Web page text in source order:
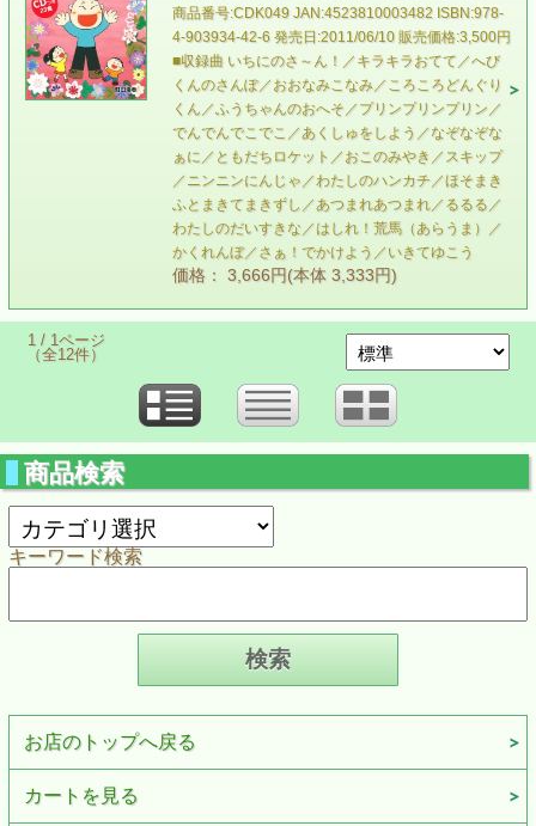
商品番号:CDK049 JAN:4523810003482 ISBN:978-
4-903934-42-6 発売日:2011/06/10 販売価格:3,500円
■収録曲 いちにのさ～ん！／キラキラおてて／へび
くんのさんぽ／おおなみこなみ／ころころどんぐり
くん／ふうちゃんのおへそ／プリンプリンプリン／
でんでんでこでこ／あくしゅをしよう／なぞなぞな
ぁに／ともだちロケット／おこのみやき／スキップ
／ニンニンにんじゃ／わたしのハンカチ／ほそまき
ふとまきてまきずし／あつまれあつまれ／るるる／
わたしのだいすきな／はしれ！荒馬（あらうま）／
かくれんぼ／さぁ！でかけよう／いきてゆこう
価格： 3,666円(本体 3,333円)
1 / 1ページ
（全12件）
商品検索
キーワード検索
お店のトップへ戻る
カートを見る